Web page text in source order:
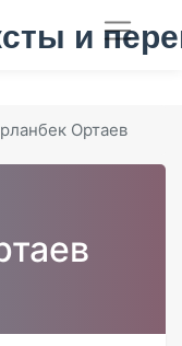
Ортаев